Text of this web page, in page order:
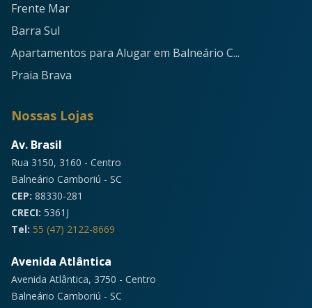
Frente Mar
Barra Sul
Apartamentos para Alugar em Balneário C...
Praia Brava
Nossas Lojas
Av. Brasil
Rua 3150, 3160 - Centro
Balneário Camboriú - SC
CEP: 88330-281
CRECI: 5361J
Tel: 55 (47) 2122-8669
Avenida Atlântica
Avenida Atlântica, 3750 - Centro
Balneário Camboriú - SC